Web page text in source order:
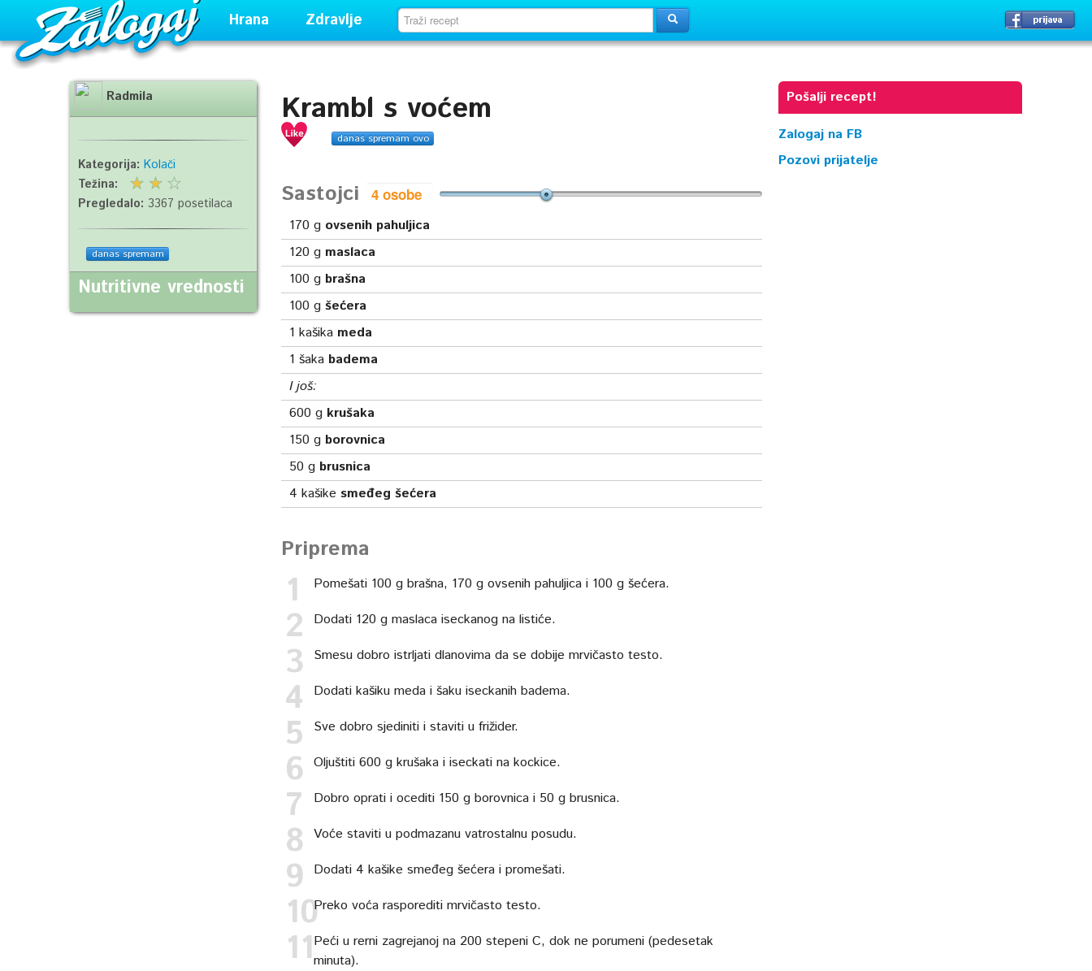
Hrana Zdravlje
Krambl s voćem
danas spremam ovo
Sastojci
170 g ovsenih pahuljica
120 g maslaca
100 g brašna
100 g šećera
1 kašika meda
1 šaka badema
I još:
600 g krušaka
150 g borovnica
50 g brusnica
4 kašike smeđeg šećera
Priprema
Pomešati 100 g brašna, 170 g ovsenih pahuljica i 100 g šećera.
Dodati 120 g maslaca iseckanog na listiće.
Smesu dobro istrljati dlanovima da se dobije mrvičasto testo.
Dodati kašiku meda i šaku iseckanih badema.
Sve dobro sjediniti i staviti u frižider.
Oljuštiti 600 g krušaka i iseckati na kockice.
Dobro oprati i ocediti 150 g borovnica i 50 g brusnica.
Voće staviti u podmazanu vatrostalnu posudu.
Dodati 4 kašike smeđeg šećera i promešati.
Preko voća rasporediti mrvičasto testo.
Peći u rerni zagrejanoj na 200 stepeni C, dok ne porumeni (pedesetak
minuta).
Radmila
Kategorija: Kolači
Težina:
Pregledalo: 3367 posetilaca
danas spremam
Nutritivne vrednosti
Pošalji recept!
Zalogaj na FB
Pozovi prijatelje